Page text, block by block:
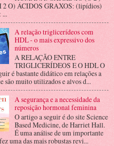
2 O) ÁCIDOS GRAXOS: (lipídios)
A relação triglicerídeos com
HDL - o mais expressivo dos
números
A RELAÇÃO ENTRE
TRIGLICERÍDEOS E O HDL O
é bastante didático em relações a
são muito utilizados e alvos d...
A segurança e a necessidade da
reposição hormonal feminina
O artigo a seguir é do site Science
Based Medicine, de Harriet Hall.
É uma análise de um importante
uma das mais robustas revi...